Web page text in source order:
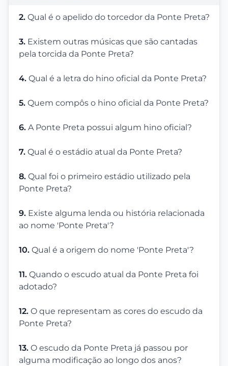
2. Qual é o apelido do torcedor da Ponte Preta?
3. Existem outras músicas que são cantadas
pela torcida da Ponte Preta?
4. Qual é a letra do hino oficial da Ponte Preta?
5. Quem compôs o hino oficial da Ponte Preta?
6. A Ponte Preta possui algum hino oficial?
7. Qual é o estádio atual da Ponte Preta?
8. Qual foi o primeiro estádio utilizado pela
Ponte Preta?
9. Existe alguma lenda ou história relacionada
ao nome 'Ponte Preta'?
10. Qual é a origem do nome 'Ponte Preta'?
11. Quando o escudo atual da Ponte Preta foi
adotado?
12. O que representam as cores do escudo da
Ponte Preta?
13. O escudo da Ponte Preta já passou por
alguma modificação ao longo dos anos?